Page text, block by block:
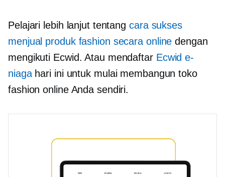
Pelajari lebih lanjut tentang cara sukses
menjual produk fashion secara online dengan
mengikuti Ecwid. Atau mendaftar Ecwid e-
niagahari ini untuk mulai membangun toko
fashion online Anda sendiri.